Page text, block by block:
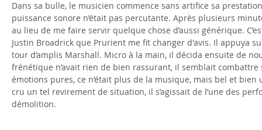
r
i
e
n
Dans sa bulle, le musicien commence sans artifice sa
puissance sonore n’était pas percutante. Après plusieurs
au lieu de me faire servir quelque chose d’aussi générique.
Justin Broadrick que Prurient me fit changer d'avis. Il appuya
tour d’amplis Marshall. Micro à la main, il décida ensuite de
frénétique n’avait rien de bien rassurant, il semblait
émotions pures, ce n’était plus de la musique, mais bel et
cru un tel revirement de situation, il s’agissait de l’une des
démolition.